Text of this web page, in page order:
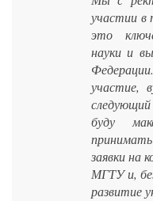
участии в
это
науки и
участие,
буду
заявки на
МГТУ и,
развитие